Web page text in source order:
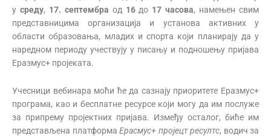
у среду, 17. септембра од 16 до 17 часова, намењен свим
представницима организација и установа активних у
области образовања, младих и спорта који планирају да у
наредном периоду учествују у писању и подношењу пријава
Еразмус+ пројеката.
Учесници вебинара моћи ће да сазнају приоритете Еразмус+
програма, као и бесплатне ресурсе који могу да им послуже
за припрему пројектних пријава. Између осталог, биће им
представљена платформа Ерасмус+ пројецт ресултс, водич за